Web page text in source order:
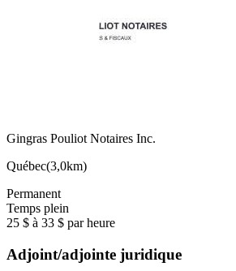
Gingras Pouliot Notaires Inc.
Québec(3,0km)
Permanent
Temps plein
25 $ à 33 $ par heure
Adjoint/adjointe juridique